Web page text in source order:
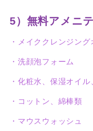
5）無料アメニ
・メイククレンジング
・洗顔泡フォーム
・化粧水、保湿オイ
・コットン、綿棒類
・マウスウォッシュ